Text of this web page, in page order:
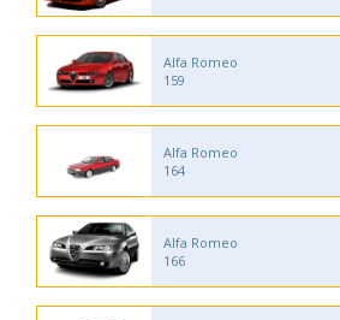
Alfa Romeo
159
Alfa Romeo
164
Alfa Romeo
166